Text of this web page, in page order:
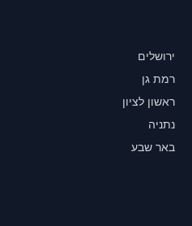
ירושלים
רמת גן
ראשון לציון
נתניה
באר שבע